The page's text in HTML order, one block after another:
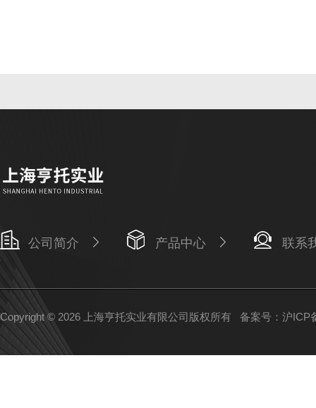
公司简介 产品中心 联系
Copyright © 2026 上海亨托实业有限公司版权所有 备案号：沪ICP